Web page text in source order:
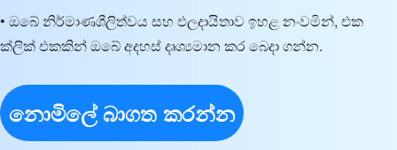
• ඔබේ නිර්මාණශීලිත්වය සහ ඵලදායිතාව ඉහළ නංවමින්, එක
ක්ලික් එකකින් ඔබේ අදහස් දෘශ්‍යමාන කර බෙදා ගන්න.
නොමිලේ බාගත කරන්න